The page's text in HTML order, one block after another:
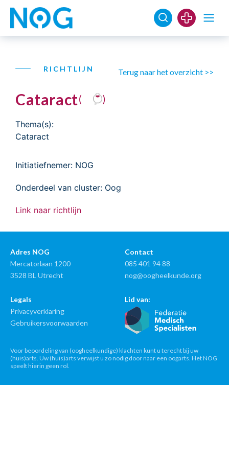
RICHTLIJN Terug naar het overzicht >>
Cataract( )
Thema(s):
Cataract
Initiatiefnemer: NOG
Onderdeel van cluster: Oog
Link naar richtlijn
Adres NOG
Mercatorlaan 1200
3528 BL Utrecht
Contact
085 401 94 88
nog@oogheelkunde.org
Legals
Privacyverklaring
Gebruikersvoorwaarden
Lid van:
Voor beoordeling van (oogheelkundige) klachten kunt u terecht bij uw
(huis)arts. Uw (huis)arts verwijst u zo nodig door naar een oogarts. Het NOG
speelt hierin geen rol.